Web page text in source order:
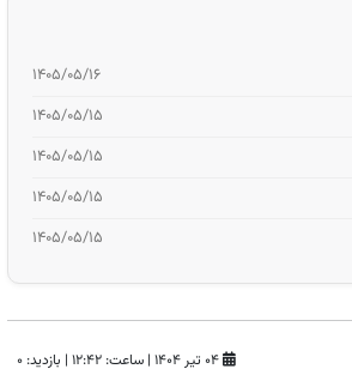
۱۴۰۵/۰۵/۱۶
۱۴۰۵/۰۵/۱۵
۱۴۰۵/۰۵/۱۵
۱۴۰۵/۰۵/۱۵
۱۴۰۵/۰۵/۱۵
۰۴ تیر ۱۴۰۴ | ساعت: ۱۲:۴۲ | بازدید: 0